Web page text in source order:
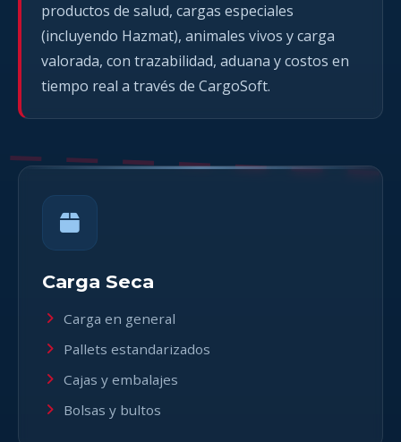
productos de salud, cargas especiales
(incluyendo Hazmat), animales vivos y carga
valorada, con trazabilidad, aduana y costos en
tiempo real a través de CargoSoft.
Carga Seca
Carga en general
Pallets estandarizados
Cajas y embalajes
Bolsas y bultos